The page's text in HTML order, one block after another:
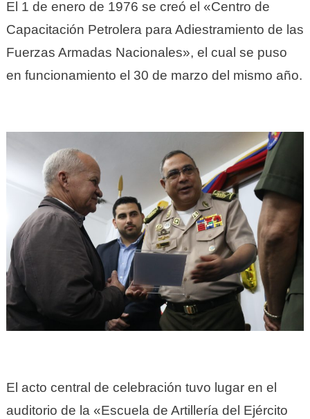
El 1 de enero de 1976 se creó el «Centro de
Capacitación Petrolera para Adiestramiento de las
Fuerzas Armadas Nacionales», el cual se puso
en funcionamiento el 30 de marzo del mismo año.
El acto central de celebración tuvo lugar en el
auditorio de la «Escuela de Artillería del Ejército